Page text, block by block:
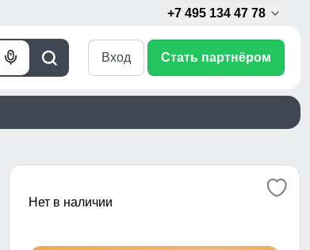
+7 495 134 47 78
Поиск
Голосовой
Вход Стать партнёром
Нет в наличии